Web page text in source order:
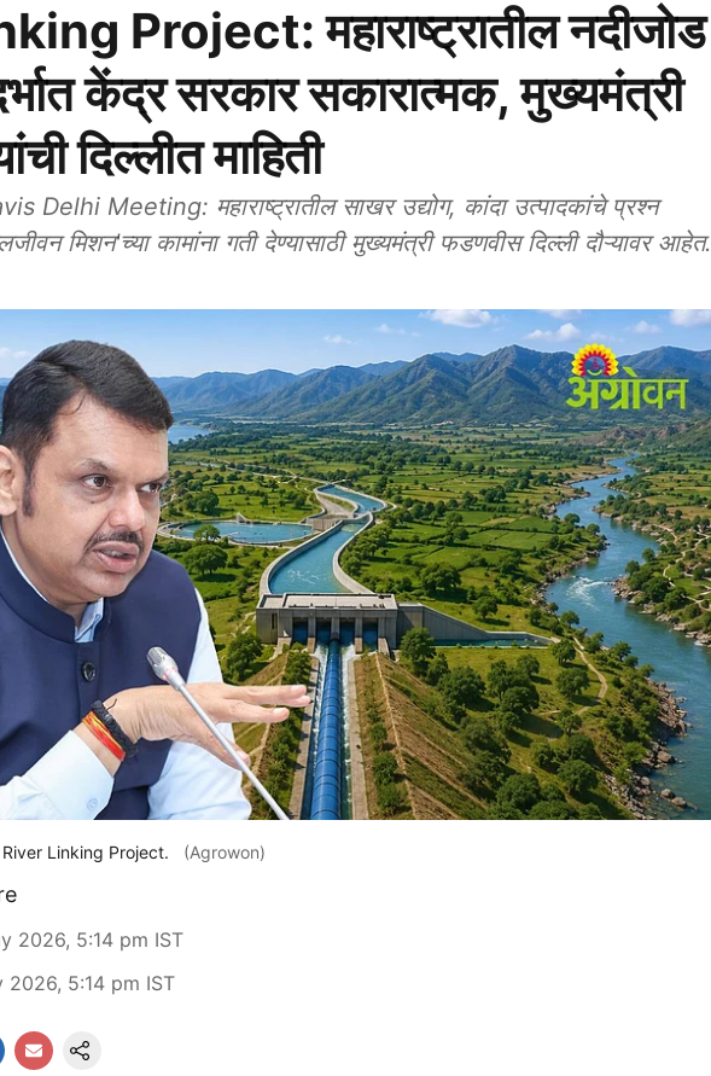
Project: महाराष्ट्रातील नदीजोड
केंद्र सरकार सकारात्मक, मुख्यमंत्री
दिल्लीत माहिती
Delhi Meeting: महाराष्ट्रातील साखर उद्योग, कांदा उत्पादकांचे प्रश्न
मिशन'च्या कामांना गती देण्यासाठी मुख्यमंत्री फडणवीस दिल्ली दौऱ्यावर आहेत.
Linking Project. (Agrowon)
2026, 5:14 pm IST
2026, 5:14 pm IST